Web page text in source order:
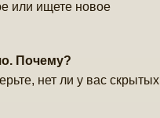
или ищете новое
Почему?
нет ли у вас скрытых